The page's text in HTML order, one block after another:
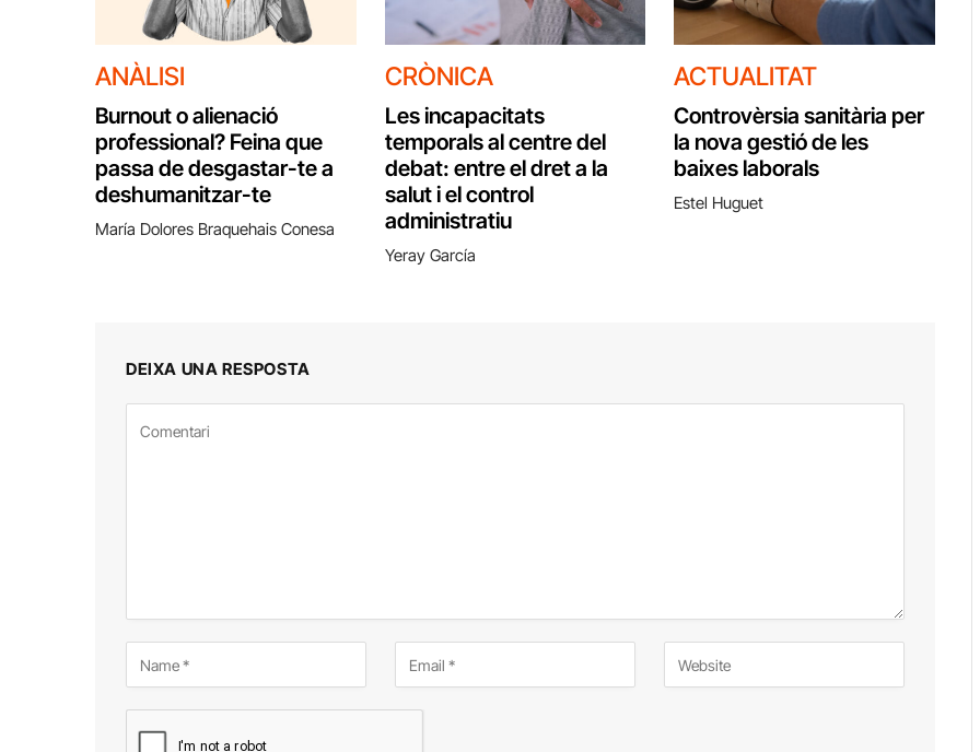
ANÀLISI
Burnout o alienació
professional? Feina que
passa de desgastar-te a
deshumanitzar-te
María Dolores Braquehais Conesa
CRÒNICA
Les incapacitats
temporals al centre del
debat: entre el dret a la
salut i el control
administratiu
Yeray García
ACTUALITAT
Controvèrsia sanitària per
la nova gestió de les
baixes laborals
Estel Huguet
DEIXA UNA RESPOSTA